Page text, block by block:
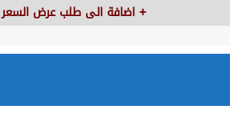
اضافة الى طلب عرض السعر